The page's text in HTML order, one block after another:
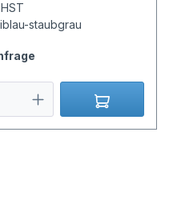
staubgrau